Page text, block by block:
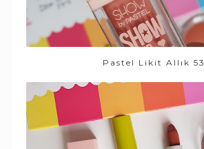
Pastel Likit Allık 53